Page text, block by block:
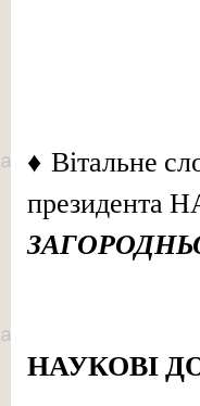
♦ Вітальне
президента
НАУКОВІ